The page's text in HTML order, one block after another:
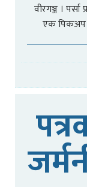
वीरगञ्ज ।
एक पिकअप